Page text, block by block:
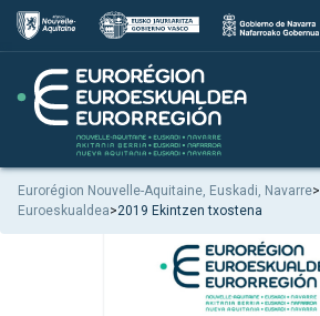
Eurorégion Nouvelle-Aquitaine, Euskadi, Navarre>
Euroeskualdea>2019 Ekintzen txostena